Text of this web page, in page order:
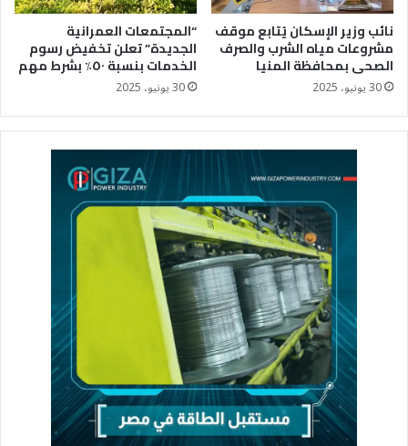
نائب وزير الإسكان يُتابع موقف
مشروعات مياه الشرب والصرف
الصحى بمحافظة المنيا
30 يونيو، 2025
“المجتمعات العمرانية
الجديدة” تعلن تخفيض رسوم
الخدمات بنسبة ٥٠٪؜ بشرط مهم
30 يونيو، 2025